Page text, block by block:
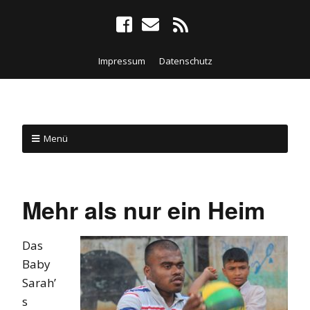
Impressum Datenschutz
Menü
Mehr als nur ein Heim
Das
Baby
Sarah’
s